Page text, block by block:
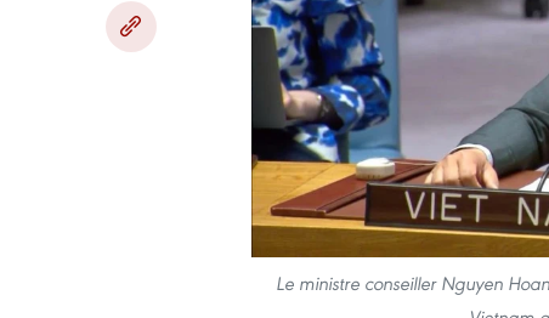
Le ministre conseiller Nguyen